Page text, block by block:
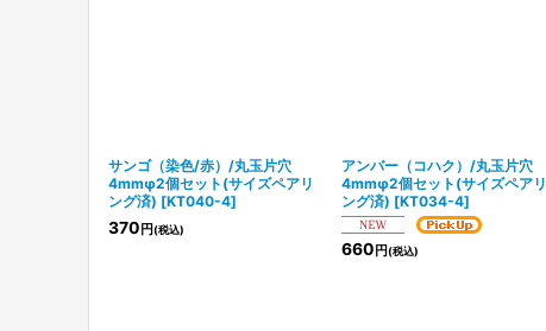
サンゴ（染色/赤）/丸玉片穴
4mmφ2個セット(サイズペアリ
ング済) [KT040-4]
370 円(税込)
アンバー（コハク）/丸玉片穴
4mmφ2個セット(サイズペアリ
ング済) [KT034-4]
660 円(税込)